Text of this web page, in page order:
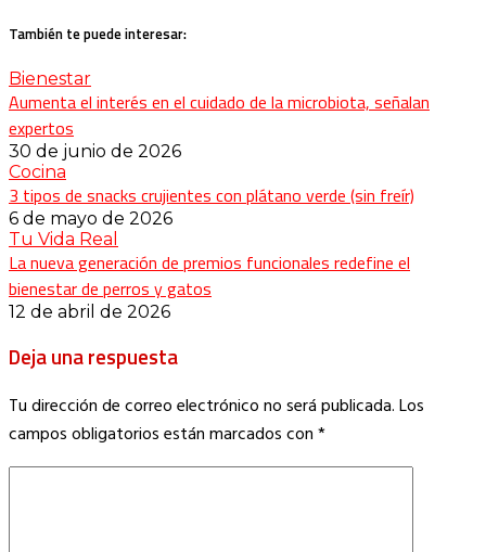
También te puede interesar:
Bienestar
Aumenta el interés en el cuidado de la microbiota, señalan
expertos
30 de junio de 2026
Cocina
3 tipos de snacks crujientes con plátano verde (sin freír)
6 de mayo de 2026
Tu Vida Real
La nueva generación de premios funcionales redefine el
bienestar de perros y gatos
12 de abril de 2026
Deja una respuesta
Tu dirección de correo electrónico no será publicada.Los
campos obligatorios están marcados con*